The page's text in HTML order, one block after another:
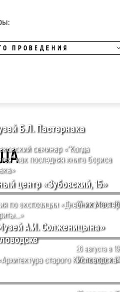
ПРОВЕДЕНИЯ
23 августа в
Б.Л. Пастернака
семинар «"Когда
как последняя книга Бориса
26 августа в
30 августа в
центр «Зубовский, 15»
по экспозиции «Дневник
А.И. Солженицына»
старого Кисловодска»